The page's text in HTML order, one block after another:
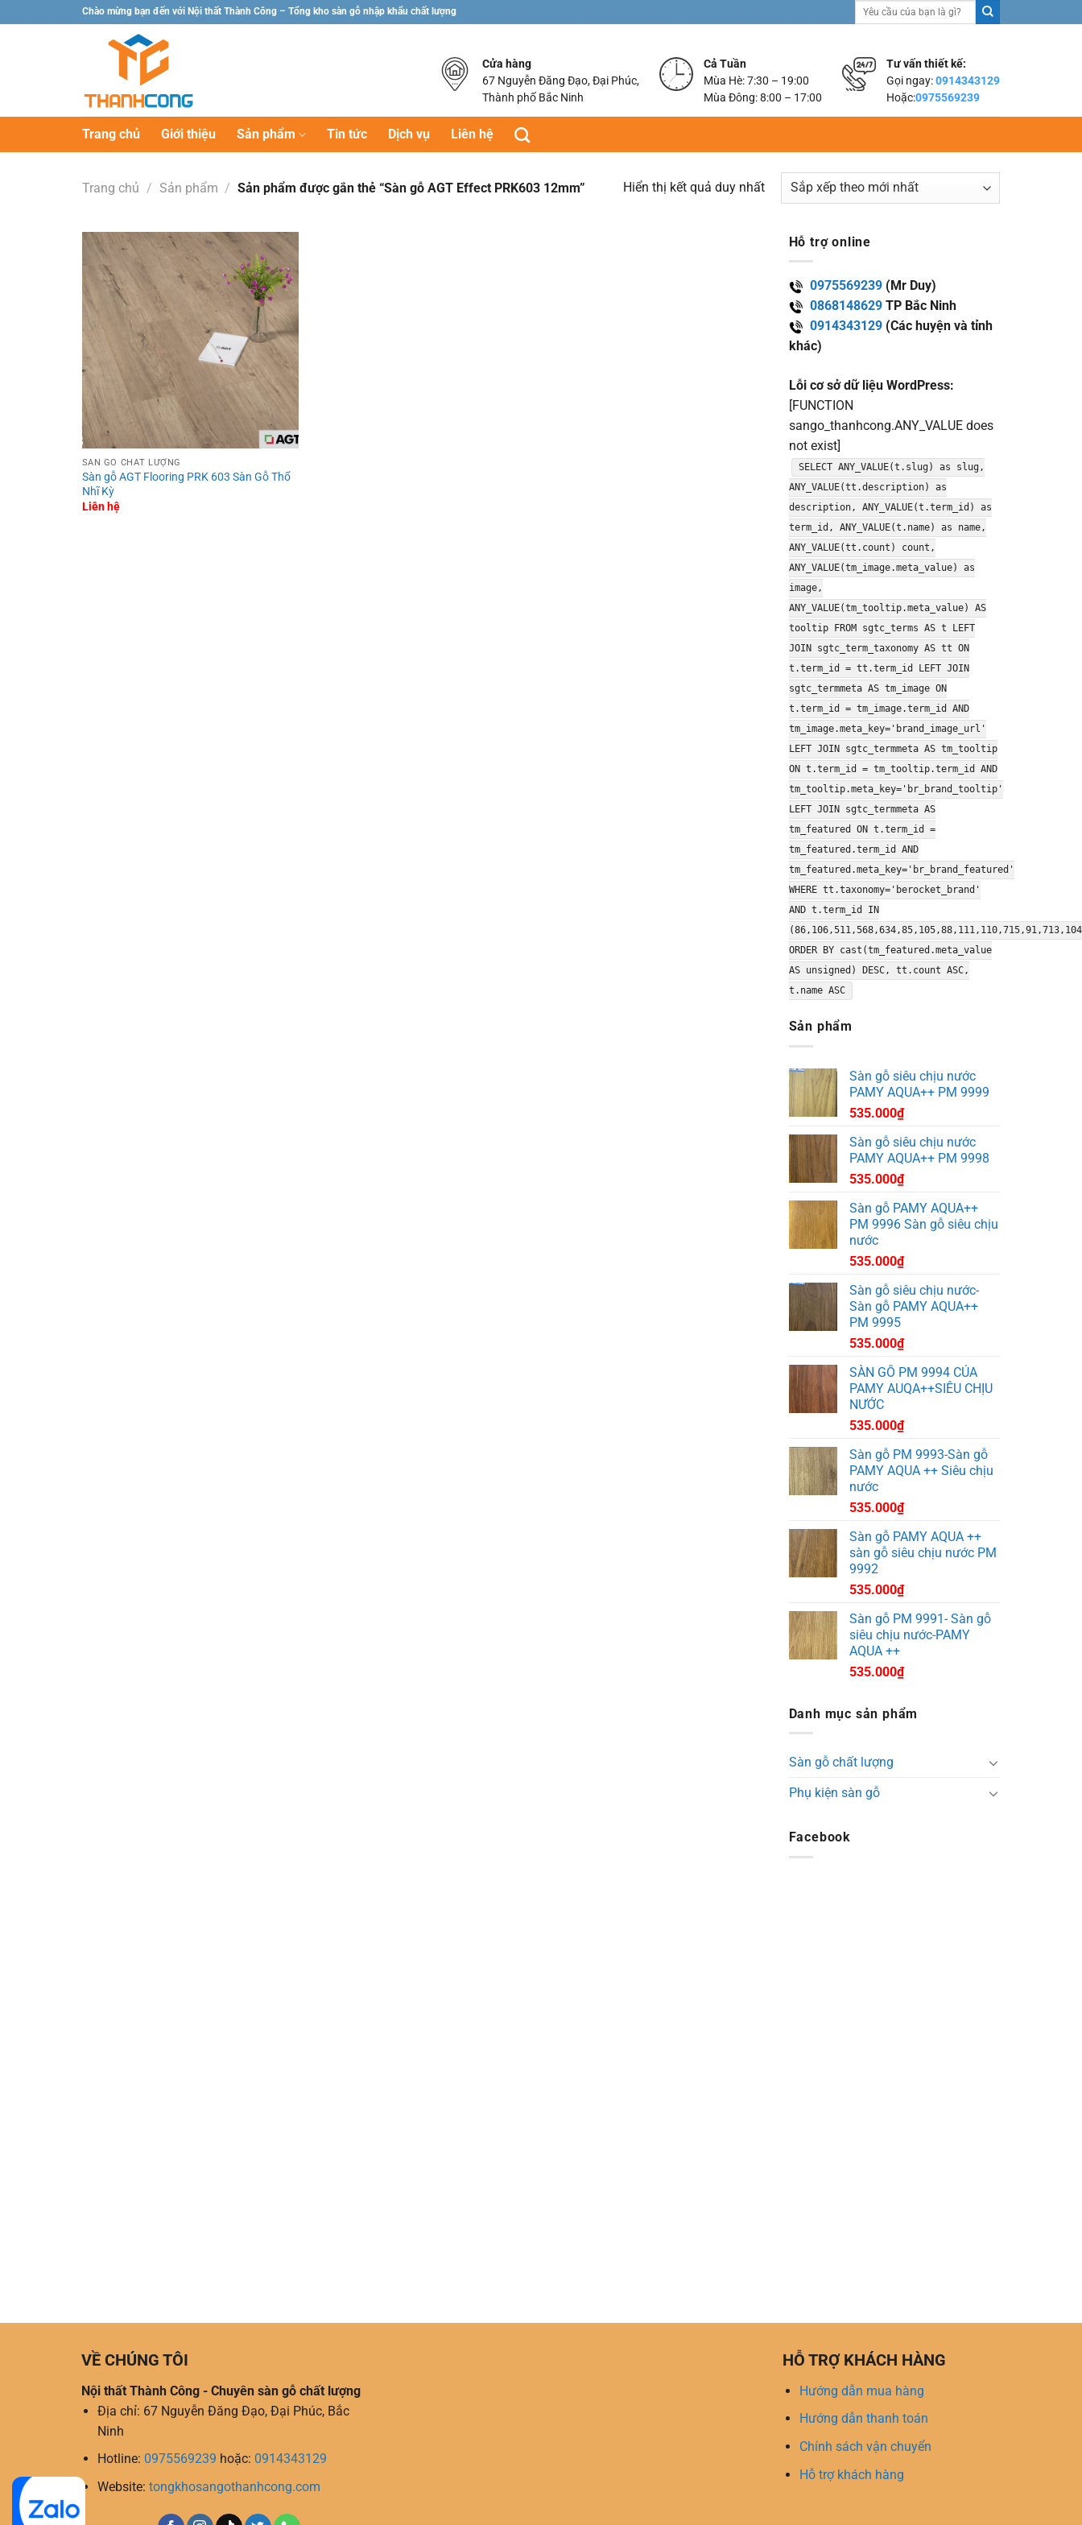
đến
Chào mừng bạn đến với Nội thất Thành Công – Tổng kho sàn gỗ nhập khẩu chất lượng
Tìm
Tư vấn thiết kế:
Gọi ngay:0914343129
Hoặc:0975569239
Cả Tuần
Mùa Hè: 7:30 – 19:00
Mùa Đông: 8:00 – 17:00
Cửa hàng
67 Nguyễn Đăng Đạo, Đại Phúc,
Thành phố Bắc Ninh
Trang chủ Giới thiệu Sản phẩm Tin tức Dịch vụ Liên hệ
Trang chủ / Sản phẩm / Sản phẩm được gắn thẻ “Sàn gỗ AGT Effect PRK603 12mm” Hiển thị kết quả duy nhất
SÀN GỖ CHẤT LƯỢNG
Sàn gỗ AGT Flooring PRK 603 Sàn Gỗ Thổ
Nhĩ Kỳ
Liên hệ
Hỗ trợ online
0975569239(Mr Duy)
0868148629TP Bắc Ninh
0914343129(Các huyện và tỉnh
khác)
Lỗi cơ sở dữ liệu WordPress:
[FUNCTION
sango_thanhcong.ANY_VALUE does
not exist]
SELECT ANY_VALUE(t.slug) as slug,
ANY_VALUE(tt.description) as
description, ANY_VALUE(t.term_id) as
term_id, ANY_VALUE(t.name) as name,
ANY_VALUE(tt.count) count,
ANY_VALUE(tm_image.meta_value) as
image,
ANY_VALUE(tm_tooltip.meta_value) AS
tooltip FROM sgtc_terms AS t LEFT
JOIN sgtc_term_taxonomy AS tt ON
t.term_id = tt.term_id LEFT JOIN
sgtc_termmeta AS tm_image ON
t.term_id = tm_image.term_id AND
tm_image.meta_key='brand_image_url'
LEFT JOIN sgtc_termmeta AS tm_tooltip
ON t.term_id = tm_tooltip.term_id AND
tm_tooltip.meta_key='br_brand_tooltip'
LEFT JOIN sgtc_termmeta AS
tm_featured ON t.term_id =
tm_featured.term_id AND
tm_featured.meta_key='br_brand_featured'
WHERE tt.taxonomy='berocket_brand'
AND t.term_id IN
ORDER BY cast(tm_featured.meta_value
AS unsigned) DESC, tt.count ASC,
t.name ASC
Sản phẩm
Sàn gỗ siêu chịu nước
PAMY AQUA++ PM 9999
535.000₫
Sàn gỗ siêu chịu nước
PAMY AQUA++ PM 9998
535.000₫
Sàn gỗ PAMY AQUA++
PM 9996 Sàn gỗ siêu chịu
nước
535.000₫
Sàn gỗ siêu chịu nước-
Sàn gỗ PAMY AQUA++
PM 9995
535.000₫
SÀN GỖ PM 9994 CỦA
PAMY AUQA++SIÊU CHỊU
NƯỚC
535.000₫
Sàn gỗ PM 9993-Sàn gỗ
PAMY AQUA ++ Siêu chịu
nước
535.000₫
Sàn gỗ PAMY AQUA ++
sàn gỗ siêu chịu nước PM
9992
535.000₫
Sàn gỗ PM 9991- Sàn gỗ
siêu chịu nước-PAMY
AQUA ++
535.000₫
Danh mục sản phẩm
Sàn gỗ chất lượng
Phụ kiện sàn gỗ
Facebook
VỀ CHÚNG TÔI
Nội thất Thành Công - Chuyên sàn gỗ chất lượng
Địa chỉ: 67 Nguyễn Đăng Đạo, Đại Phúc, Bắc
Ninh
Hotline: 0975569239 hoặc: 0914343129
Website:tongkhosangothanhcong.com
HỖ TRỢ KHÁCH HÀNG
Hướng dẫn mua hàng
Hướng dẫn thanh toán
Chính sách vận chuyển
Hỗ trợ khách hàng